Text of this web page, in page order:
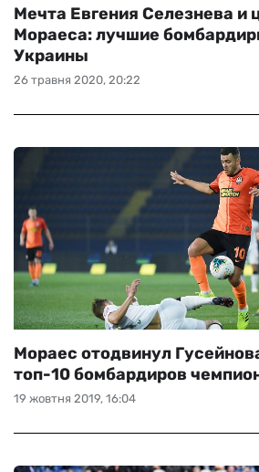
26 травня 2020, 20:22
Мечта Евгения Селезнева и
Мораеса: лучшие
Украины
19 жовтня 2019, 16:04
Мораес отодвинул
топ-10 бомбардиров